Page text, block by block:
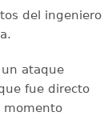
del ingeniero
ataque
fue directo
momento